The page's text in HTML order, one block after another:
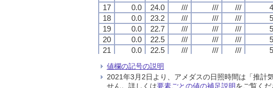
17
0.0 24.0 /// /// ///
18
0.0 23.2 /// /// ///
19
0.0 22.7 /// /// ///
20
0.0 22.5 /// /// ///
21
0.0 22.5 /// /// ///
22.5
23
0.0 22.5
24
0.0 22.4 /// /// ///
17
0.0 24.0 /// /// ///
18
0.0 23.2 /// /// ///
19
0.0 22.7 /// /// ///
20
0.0 22.5 /// /// ///
21
0.0 22.5 /// /// ///
22.5
23
0.0 22.5
24
0.0 22.4 /// /// ///
17
0.0 24.0 /// /// ///
18
0.0 23.2 /// /// ///
19
0.0 22.7 /// /// ///
20
0.0 22.5 /// /// ///
21
0.0 22.5 /// /// ///
22.5
23
0.0 22.5
24
0.0 22.4 /// /// ///
17
0.0 24.0 /// /// ///
18
0.0 23.2 /// /// ///
19
0.0 22.7 /// /// ///
20
0.0 22.5 /// /// ///
21
0.0 22.5 /// /// ///
22.5
23
0.0 22.5
24
0.0 22.4 /// /// ///
値欄の記号の説明
2021年3月2日より、アメダスの日照時間は「推計
せん。詳しくは要素ごとの値の補足説明をご覧くだ